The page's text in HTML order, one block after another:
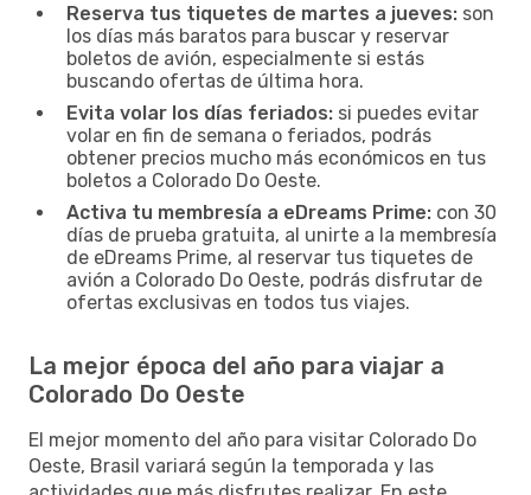
Reserva tus tiquetes de martes a jueves: son
los días más baratos para buscar y reservar
boletos de avión, especialmente si estás
buscando ofertas de última hora.
Evita volar los días feriados: si puedes evitar
volar en fin de semana o feriados, podrás
obtener precios mucho más económicos en tus
boletos a Colorado Do Oeste.
Activa tu membresía a eDreams Prime: con 30
días de prueba gratuita, al unirte a la membresía
de eDreams Prime, al reservar tus tiquetes de
avión a Colorado Do Oeste, podrás disfrutar de
ofertas exclusivas en todos tus viajes.
La mejor época del año para viajar a
Colorado Do Oeste
El mejor momento del año para visitar Colorado Do
Oeste, Brasil variará según la temporada y las